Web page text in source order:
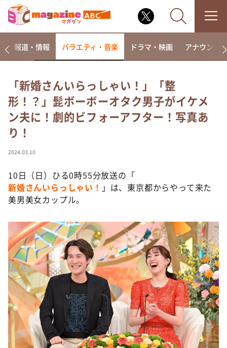
なるみ・岡村の過ぎるTV
相席食堂
～人生密着トークバラエティ！～ やすとものいたっ
て真剣です
探偵！ナイトスクープ
news おかえり
河合＆A.B.C-Z塚田×福井アナ「なんでやねん！？」
DAIGOも台所 ～きょうの献立 何にする？～
本日はダイアンなり！シーズン２
朝だ！生です旅サラダ
教えて！ニュースライブ 正義のミカタ
ＬＩＦＥ～夢のカタチ～
新婚さんいらっしゃい！
ポツンと一軒家
報道・情報 バラエティ・音楽 ドラマ・映画 アナウンサー
「新婚さんいらっしゃい！」「整
形！？」髭ボーボーオタク男子がイケメ
ン夫に！劇的ビフォーアフター！写真あ
り！
2024.03.10
10日（日）ひる0時55分放送の「
新婚さんいらっしゃい！ 」は、東京都からやって来た
美男美女カップル。